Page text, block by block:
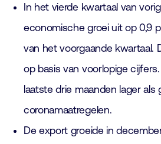
In het vierde kwartaal van
economische groei uit op 0,9
van het voorgaande kwartaal.
op basis van voorlopige
laatste drie maanden lager als
coronamaatregelen.
De export groeide in